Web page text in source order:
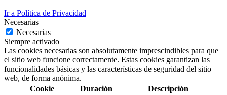
Ir a Política de Privacidad
Necesarias
Necesarias
Siempre activado
Las cookies necesarias son absolutamente imprescindibles para que
el sitio web funcione correctamente. Estas cookies garantizan las
funcionalidades básicas y las características de seguridad del sitio
web, de forma anónima.
Cookie
Duración Descripción